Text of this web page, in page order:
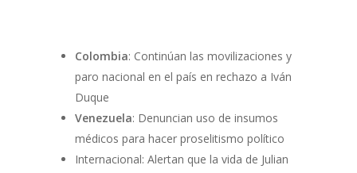
Colombia: Continúan las movilizaciones y
paro nacional en el país en rechazo a Iván
Duque
Venezuela: Denuncian uso de insumos
médicos para hacer proselitismo político
Internacional: Alertan que la vida de Julian